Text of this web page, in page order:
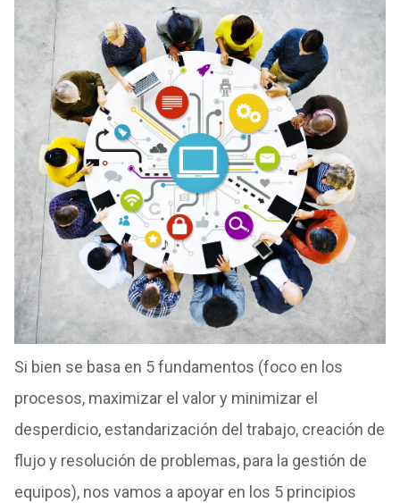
Si bien se basa en 5 fundamentos (foco en los
procesos, maximizar el valor y minimizar el
desperdicio, estandarización del trabajo, creación de
flujo y resolución de problemas, para la gestión de
equipos), nos vamos a apoyar en los 5 principios